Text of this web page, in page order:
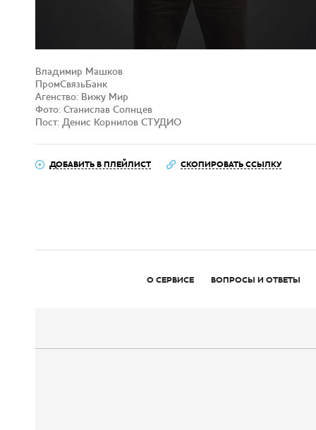
Владимир Машков
ПромСвязьБанк
Агенство: Вижу Мир
Фото: Станислав Солнцев
Пост: Денис Корнилов СТУДИО
ДОБАВИТЬ В ПЛЕЙЛИСТ СКОПИРОВАТЬ ССЫЛКУ
О СЕРВИСЕ ВОПРОСЫ И ОТВЕТЫ